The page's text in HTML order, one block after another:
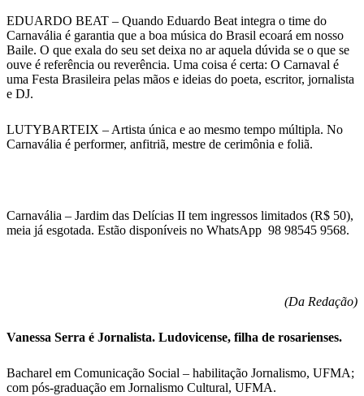
EDUARDO BEAT – Quando Eduardo Beat integra o time do
Carnavália é garantia que a boa música do Brasil ecoará em nosso
Baile. O que exala do seu set deixa no ar aquela dúvida se o que se
ouve é referência ou reverência. Uma coisa é certa: O Carnaval é
uma Festa Brasileira pelas mãos e ideias do poeta, escritor, jornalista
e DJ.
LUTYBARTEIX – Artista única e ao mesmo tempo múltipla. No
Carnavália é performer, anfitriã, mestre de cerimônia e foliã.
Carnavália – Jardim das Delícias II tem ingressos limitados (R$ 50),
meia já esgotada. Estão disponíveis no WhatsApp 98 98545 9568.
(Da Redação)
Vanessa Serra é Jornalista. Ludovicense, filha de rosarienses.
Bacharel em Comunicação Social – habilitação Jornalismo, UFMA;
com pós-graduação em Jornalismo Cultural, UFMA.